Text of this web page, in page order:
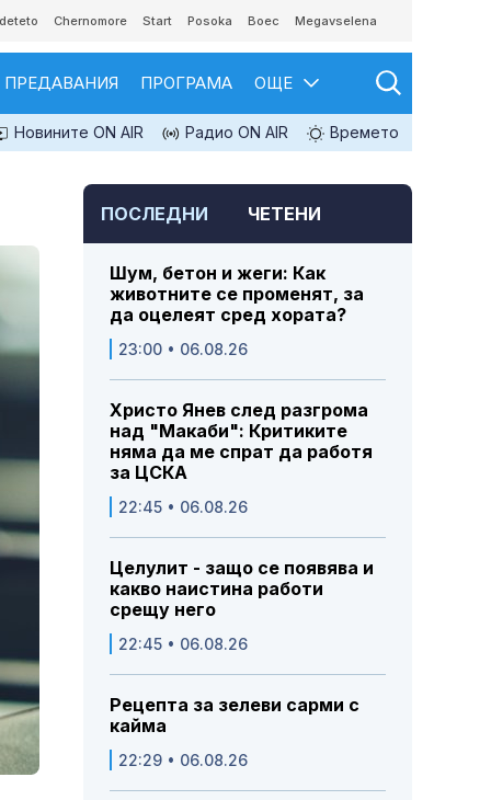
Chernomore Start Posoka Boec Megavselena
ПРЕДАВАНИЯ ПРОГРАМА ОЩЕ
Новините ON AIR Радио ON AIR Времето
ПОСЛЕДНИ ЧЕТЕНИ
Шум, бетон и жеги: Как
животните се променят, за
да оцелеят сред хората?
23:00 • 06.08.26
Христо Янев след разгрома
над "Макаби": Критиките
няма да ме спрат да работя
за ЦСКА
22:45 • 06.08.26
Целулит - защо се появява и
какво наистина работи
срещу него
22:45 • 06.08.26
Рецепта за зелеви сарми с
кайма
22:29 • 06.08.26